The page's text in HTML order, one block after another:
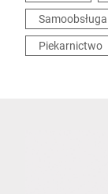
Samoobsługa
Piekarnictwo